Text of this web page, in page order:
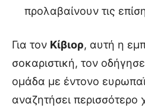
προλαβαίνουν τις
Για τον Κίβιορ, αυτή η
σοκαριστική, τον
ομάδα με έντονο
αναζητήσει